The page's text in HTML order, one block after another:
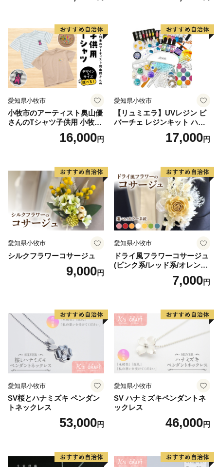
厚木市では、平成31年4月1日の総務省告示により、
「自団体住民に返礼品等を提供しないこと」とされたこ
とを受け、
令和元年5月31日以降の市内在住の方からの寄附に対す
る返礼品の発送を取りやめることといたしました。
※返礼品の送付を伴わない厚木市への寄附およびふるさ
と納税制度による税額控除は可能です。
愛知県小牧市
小牧市のアーティスト奥山優
さんのTシャツ子供用 小牧市
16,000円
愛知県小牧市
【リュミエラ】UVレジン ビ
バーチェ レジンキット ハン
ドメイド レジンクラフト ア
クセサリーキット 手作り セ
17,000円
愛知県小牧市
シルクフラワーコサージュ
9,000円
愛知県小牧市
ドライ風フラワーコサージュ
(ピンク系/レッド系/オレンジ
系/ホワイト系/イエロー系/グ
リーン系/ブルー系）7,000円
愛知県小牧市
SV桜とハナミズキ ペンダン
トネックレス
53,000円
愛知県小牧市
SV ハナミズキペンダントネ
ックレス
46,000円